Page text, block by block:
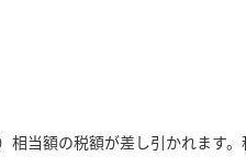
当額の税額が差し引かれます